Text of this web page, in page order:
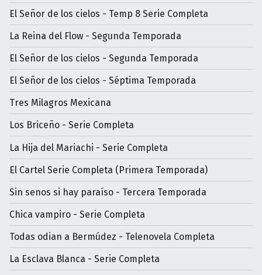
El Señor de los cielos - Temp 8 Serie Completa
La Reina del Flow - Segunda Temporada
El Señor de los cielos - Segunda Temporada
El Señor de los cielos - Séptima Temporada
Tres Milagros Mexicana
Los Briceño - Serie Completa
La Hija del Mariachi - Serie Completa
El Cartel Serie Completa (Primera Temporada)
Sin senos si hay paraíso - Tercera Temporada
Chica vampiro - Serie Completa
Todas odian a Bermúdez - Telenovela Completa
La Esclava Blanca - Serie Completa